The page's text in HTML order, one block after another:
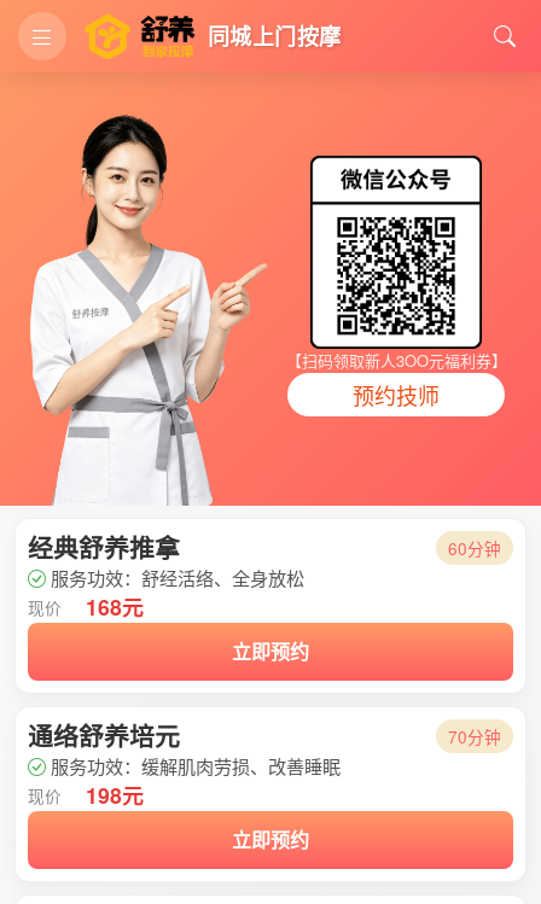
同城上门按摩
【扫码领取新人3OO元福利券】
预约技师
经典舒养推拿 60分钟
服务功效：舒经活络、全身放松
现价 168元
立即预约
通络舒养培元 70分钟
服务功效：缓解肌肉劳损、改善睡眠
现价 198元
立即预约